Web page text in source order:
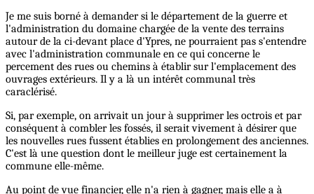
Je me suis borné à demander si le département de la guerre et
l'administration du domaine chargée de la vente des terrains
autour de la ci-devant place d'Ypres, ne pourraient pas s'entendre
avec l'administration communale en ce qui concerne le
percement des rues ou chemins à établir sur l'emplacement des
ouvrages extérieurs. Il y a là un intérêt communal très
caraclérisé.
Si, par exemple, on arrivait un jour à supprimer les octrois et par
conséquent à combler les fossés, il serait vivement à désirer que
les nouvelles rues fussent établies en prolongement des anciennes.
C'est là une question dont le meilleur juge est certainement la
commune elle-même.
Au point de vue financier, elle n'a rien à gagner, mais elle a à